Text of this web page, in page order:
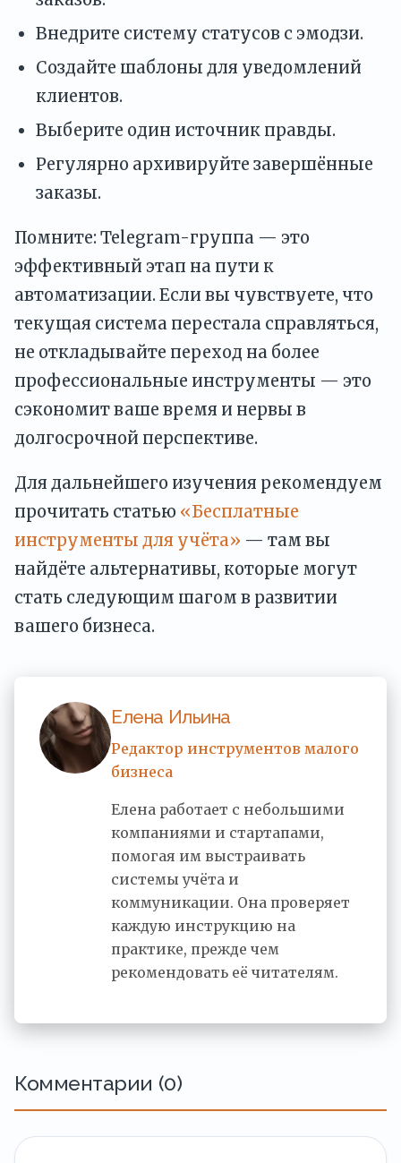
Внедрите систему статусов с эмодзи.
Создайте шаблоны для уведомлений
клиентов.
Выберите один источник правды.
Регулярно архивируйте завершённые
заказы.
Помните: Telegram-группа — это
эффективный этап на пути к
автоматизации. Если вы чувствуете, что
текущая система перестала справляться,
не откладывайте переход на более
профессиональные инструменты — это
сэкономит ваше время и нервы в
долгосрочной перспективе.
Для дальнейшего изучения рекомендуем
прочитать статью «Бесплатные
инструменты для учёта» — там вы
найдёте альтернативы, которые могут
стать следующим шагом в развитии
вашего бизнеса.
Елена Ильина
Редактор инструментов малого
бизнеса
Елена работает с небольшими
компаниями и стартапами,
помогая им выстраивать
системы учёта и
коммуникации. Она проверяет
каждую инструкцию на
практике, прежде чем
рекомендовать её читателям.
Комментарии (0)